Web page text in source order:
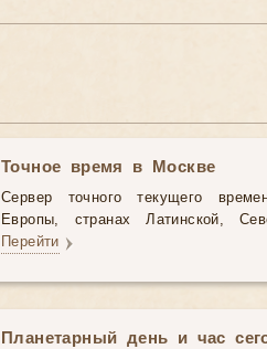
Точное время в Москве
Сервер точного текущего
Европы, странах Латинской,
Перейти
Планетарный день и час